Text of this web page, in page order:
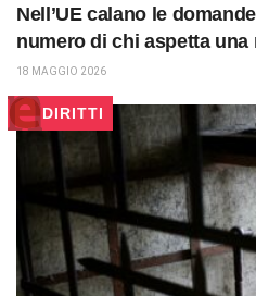
Nell’UE calano le
numero di chi aspetta una
18 MAGGIO 2026
DIRITTI